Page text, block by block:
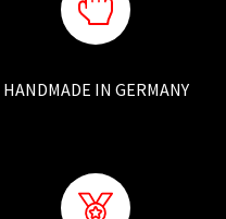
HANDMADE IN GERMANY